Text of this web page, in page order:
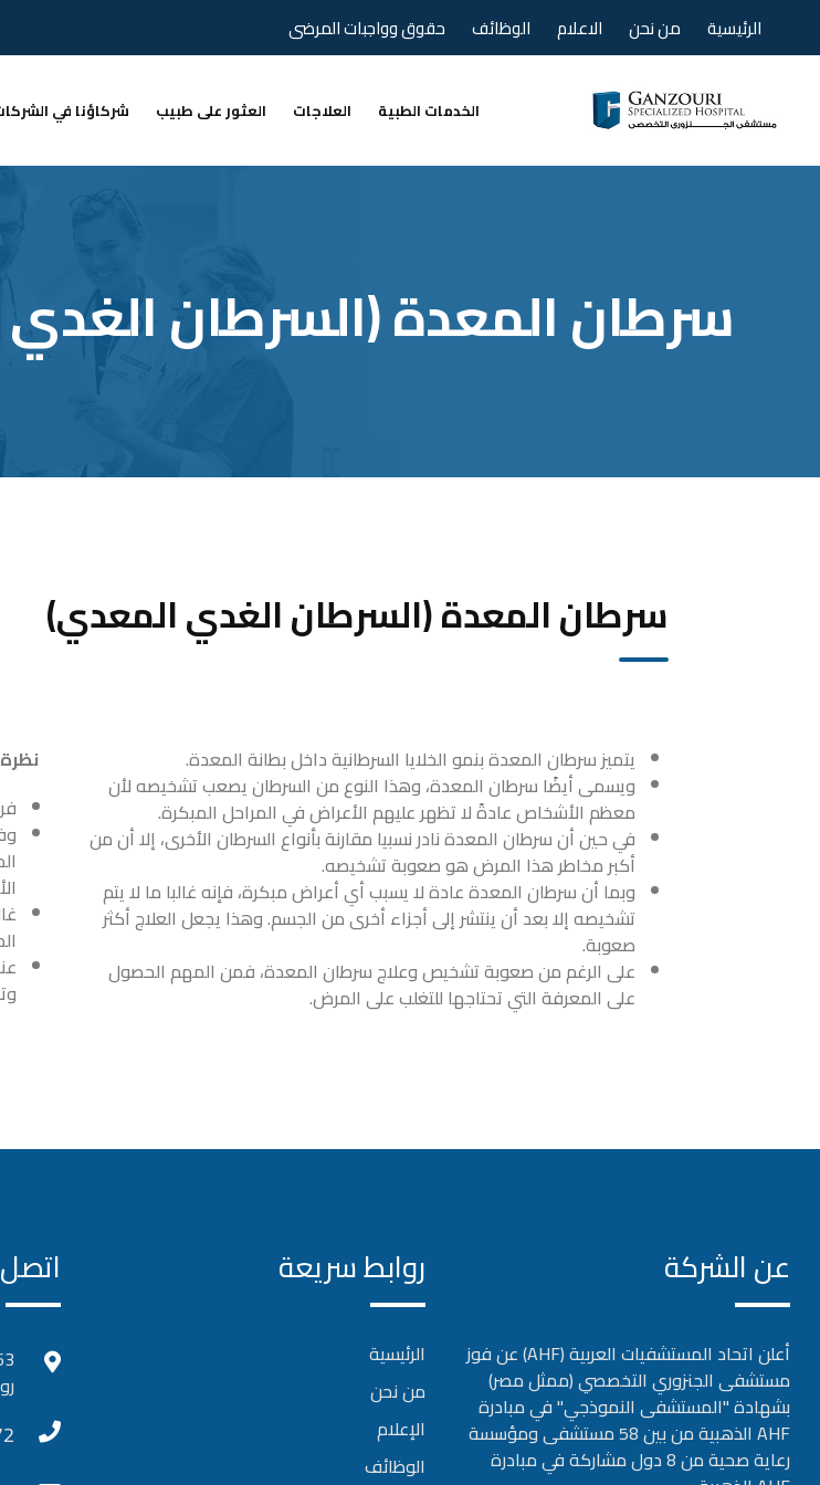
الرئيسية من نحن الاعلام الوظائف حقوق وواجبات المرضى
الخدمات الطبية العلاجات العثور على طبيب شركاؤنا في
سرطان المعدة (السرطان
سرطان المعدة (السرطان الغدي المعدي)
يتميز سرطان المعدة بنمو الخلايا السرطانية داخل بطانة المعدة.
ويسمى أيضًا سرطان المعدة، وهذا النوع من السرطان يصعب تشخيصه لأن
معظم الأشخاص عادةً لا تظهر عليهم الأعراض في المراحل المبكرة.
في حين أن سرطان المعدة نادر نسبيا مقارنة بأنواع السرطان الأخرى، إلا أن من
أكبر مخاطر هذا المرض هو صعوبة تشخيصه.
وبما أن سرطان المعدة عادة لا يسبب أي أعراض مبكرة، فإنه غالبا ما لا يتم
تشخيصه إلا بعد أن ينتشر إلى أجزاء أخرى من الجسم. وهذا يجعل العلاج أكثر
صعوبة.
على الرغم من صعوبة تشخيص وعلاج سرطان المعدة، فمن المهم الحصول
على المعرفة التي تحتاجها للتغلب على المرض.
عن الشركة
أعلن اتحاد المستشفيات العربية (AHF) عن فوز
مستشفى الجنزوري التخصصي (ممثل مصر)
بشهادة "المستشفى النموذجي" في مبادرة
AHF الذهبية من بين 58 مستشفى ومؤسسة
رعاية صحية من 8 دول مشاركة في مبادرة
روابط سريعة
الرئيسية
من نحن
الإعلام
الوظائف
اتصل